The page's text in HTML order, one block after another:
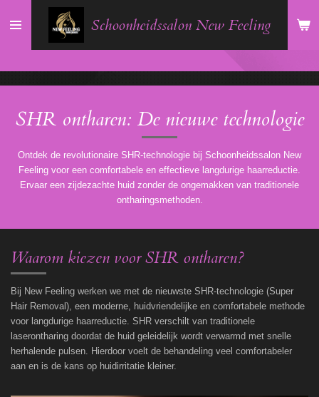
direct
hoofdinhoud
Schoonheidssalon New Feeling
SHR ontharen: De nieuwe technologie
Ontdek de revolutionaire SHR-technologie bij Schoonheidssalon New
Feeling voor een comfortabele en effectieve langdurige haarreductie.
Ervaar een zijdezachte huid zonder de ongemakken van traditionele
ontharingsmethoden.
Waarom kiezen voor SHR ontharen?
Bij New Feeling werken we met de nieuwste SHR-technologie (Super
Hair Removal), een moderne, huidvriendelijke en comfortabele methode
voor langdurige haarreductie. SHR verschilt van traditionele
laserontharing doordat de huid geleidelijk wordt verwarmd met snelle
herhalende pulsen. Hierdoor voelt de behandeling veel comfortabeler
aan en is de kans op huidirritatie kleiner.